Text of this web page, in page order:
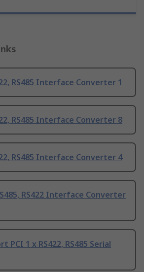
RS485 Interface Converter 1
RS485 Interface Converter 8
RS485 Interface Converter 4
RS422 Interface Converter
PCI 1 x RS422, RS485 Serial